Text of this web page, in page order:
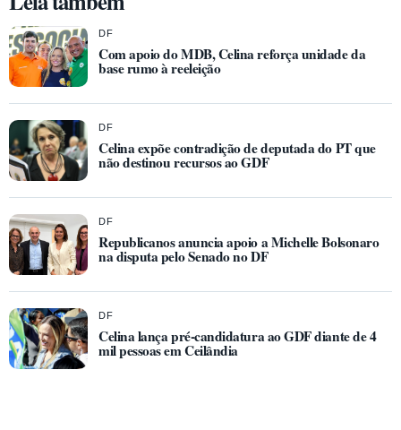
DF
Com apoio do MDB, Celina reforça unidade da
base rumo à reeleição
DF
Celina expõe contradição de deputada do PT que
não destinou recursos ao GDF
DF
Republicanos anuncia apoio a Michelle Bolsonaro
na disputa pelo Senado no DF
DF
Celina lança pré-candidatura ao GDF diante de 4
mil pessoas em Ceilândia